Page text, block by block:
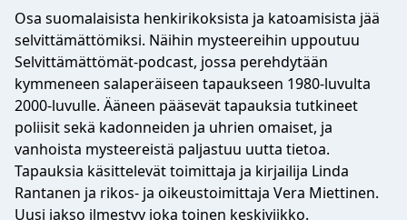
Osa suomalaisista henkirikoksista ja katoamisista jää
selvittämättömiksi. Näihin mysteereihin uppoutuu
Selvittämättömät-podcast, jossa perehdytään
kymmeneen salaperäiseen tapaukseen 1980-luvulta
2000-luvulle. Ääneen pääsevät tapauksia tutkineet
poliisit sekä kadonneiden ja uhrien omaiset, ja
vanhoista mysteereistä paljastuu uutta tietoa.
Tapauksia käsittelevät toimittaja ja kirjailija Linda
Rantanen ja rikos- ja oikeustoimittaja Vera Miettinen.
Uusi jakso ilmestyy joka toinen keskiviikko.